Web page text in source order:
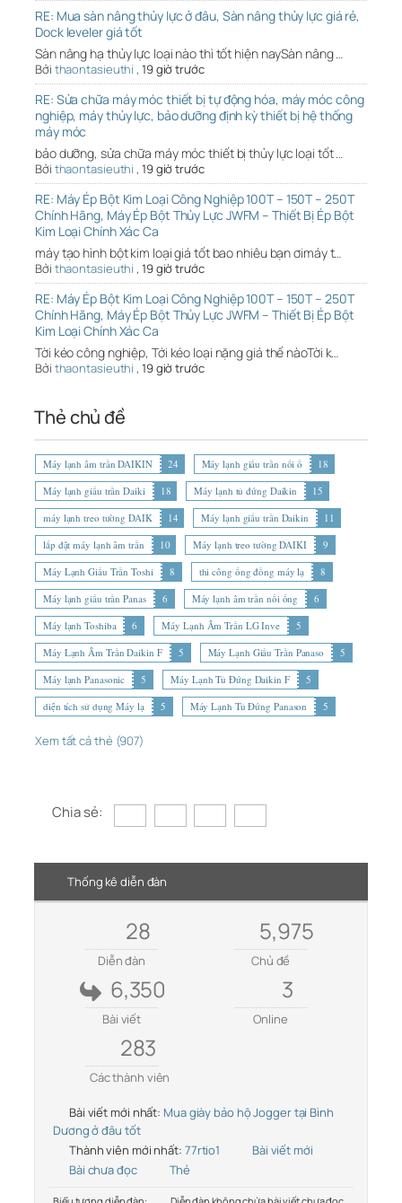
RE: Mua sàn nâng thủy lực ở đâu, Sàn nâng thủy lực giá rẻ,
Dock leveler giá tốt
Sàn nâng hạ thủy lực loại nào thì tốt hiện naySàn nâng …
Bởi thaontasieuthi , 19 giờ trước
RE: Sửa chữa máy móc thiết bị tự động hóa, máy móc công
nghiệp, máy thủy lực, bảo dưỡng định kỳ thiết bị hệ thống
máy móc
bảo dưỡng, sửa chữa máy móc thiết bị thủy lực loại tốt …
Bởi thaontasieuthi , 19 giờ trước
RE: Máy Ép Bột Kim Loại Công Nghiệp 100T – 150T – 250T
Chính Hãng, Máy Ép Bột Thủy Lực JWFM – Thiết Bị Ép Bột
Kim Loại Chính Xác Ca
máy tạo hình bột kim loại giá tốt bao nhiêu bạn ơimáy t…
Bởi thaontasieuthi , 19 giờ trước
RE: Máy Ép Bột Kim Loại Công Nghiệp 100T – 150T – 250T
Chính Hãng, Máy Ép Bột Thủy Lực JWFM – Thiết Bị Ép Bột
Kim Loại Chính Xác Ca
Tời kéo công nghiệp, Tới kéo loại nặng giá thế nàoTời k…
Bởi thaontasieuthi , 19 giờ trước
Thẻ chủ đề
Máy lạnh âm trần DAIKIN 24 Máy lạnh giấu trần nối ố
18
Máy lạnh giấu trần Daiki
18 Máy lạnh tủ đứng Daikin
15
máy lạnh treo tường DAIK
14 Máy lạnh giấu trần Daikin
11
lắp đặt máy lạnh âm trần
10 Máy lạnh treo tường DAIKI
9
Máy Lạnh Giấu Trần Toshi
8 thi công ống đồng máy lạ
8
Máy lạnh giấu trần Panas
6 Máy lạnh âm trần nối ống
6
Máy lạnh Toshiba
6 Máy Lạnh Âm Trần LG Inve
5
Máy Lạnh Âm Trần Daikin F
5 Máy Lạnh Giấu Trần Panaso
5
Máy lạnh Panasonic
5 Máy Lạnh Tủ Đứng Daikin F
5
diện tích sử dụng Máy lạ
5 Máy Lạnh Tủ Đứng Panason 5
Xem tất cả thẻ (907)
Chia sẻ:
Thống kê diễn đàn
28
Diễn đàn
5,975
Chủ đề
6,350
Bài viết
3
Online
283
Các thành viên
Bài viết mới nhất: Mua giày bảo hộ Jogger tại Bình
Dương ở đâu tốt
Thành viên mới nhất: 77rtio1
Bài viết mới
Bài chưa đọc
Thẻ